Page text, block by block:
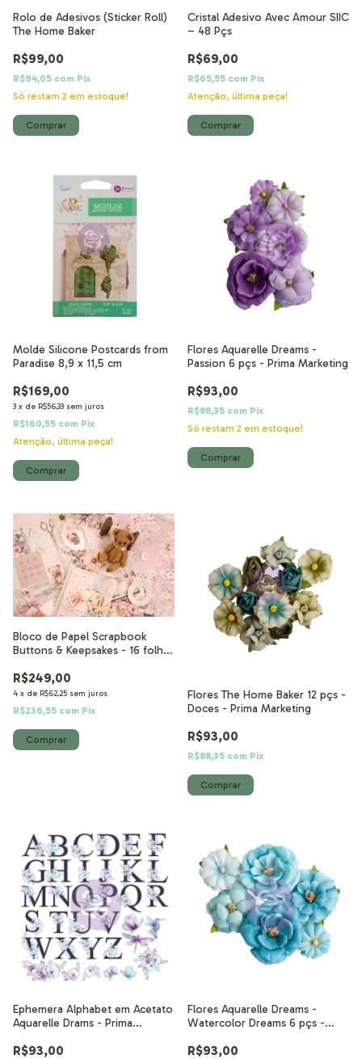
Rolo de Adesivos (Sticker Roll)
The Home Baker
R$99,00
R$94,05 com Pix
Só restam 2 em estoque!
Cristal Adesivo Avec Amour SIIC
– 48 Pçs
R$69,00
R$65,55 com Pix
Atenção, última peça!
Molde Silicone Postcards from
Paradise 8,9 x 11,5 cm
R$169,00
3 x de R$56,33 sem juros
R$160,55 com Pix
Atenção, última peça!
Flores Aquarelle Dreams -
Passion 6 pçs - Prima Marketing
R$93,00
R$88,35 com Pix
Só restam 2 em estoque!
Bloco de Papel Scrapbook
Buttons & Keepsakes - 16 folhas
R$249,00
4 x de R$62,25 sem juros
R$236,55 com Pix
Flores The Home Baker 12 pçs -
Doces - Prima Marketing
R$93,00
R$88,35 com Pix
Ephemera Alphabet em Acetato
Aquarelle Drams - Prima
R$93,00
Flores Aquarelle Dreams -
Watercolor Dreams 6 pçs -
R$93,00